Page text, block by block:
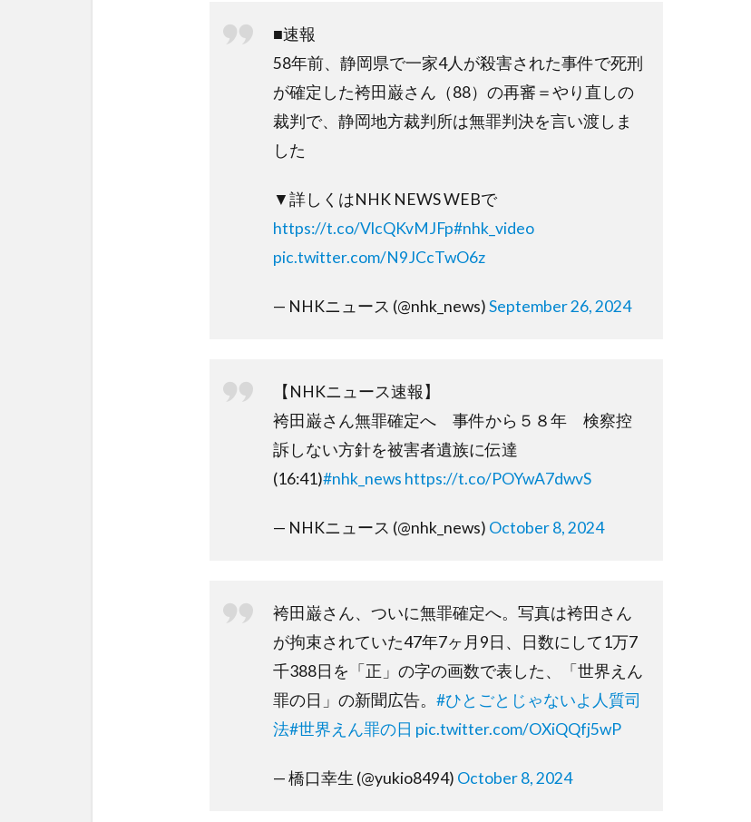
■速報
58年前、静岡県で一家4人が殺害された事件で死刑
が確定した袴田巌さん（88）の再審＝やり直しの
裁判で、静岡地方裁判所は無罪判決を言い渡しま
した
▼詳しくはNHK NEWS WEBで
https://t.co/VlcQKvMJFp#nhk_video
pic.twitter.com/N9JCcTwO6z
— NHKニュース (@nhk_news)September 26, 2024
【NHKニュース速報】
袴田巌さん無罪確定へ 事件から５８年 検察控
訴しない方針を被害者遺族に伝達
(16:41)#nhk_news https://t.co/POYwA7dwvS
— NHKニュース (@nhk_news) October 8, 2024
袴田巌さん、ついに無罪確定へ。写真は袴田さん
が拘束されていた47年7ヶ月9日、日数にして1万7
千388日を「正」の字の画数で表した、「世界えん
罪の日」の新聞広告。 #ひとごとじゃないよ人質司
法#世界えん罪の日 pic.twitter.com/OXiQQfj5wP
— 橋口幸生 (@yukio8494) October 8, 2024